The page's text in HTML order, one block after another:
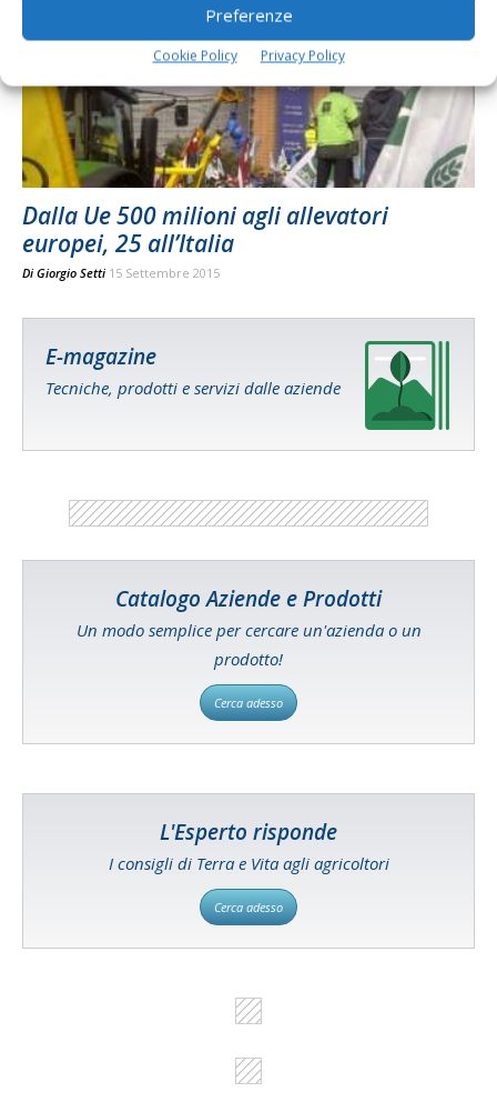
Preferenze
Cookie Policy Privacy Policy
Dalla Ue 500 milioni agli allevatori
europei, 25 all’Italia
Di Giorgio Setti 15 Settembre 2015
E-magazine
Tecniche, prodotti e servizi dalle aziende
Catalogo Aziende e Prodotti
Un modo semplice per cercare un'azienda o un
prodotto!
Cerca adesso
L'Esperto risponde
I consigli di Terra e Vita agli agricoltori
Cerca adesso